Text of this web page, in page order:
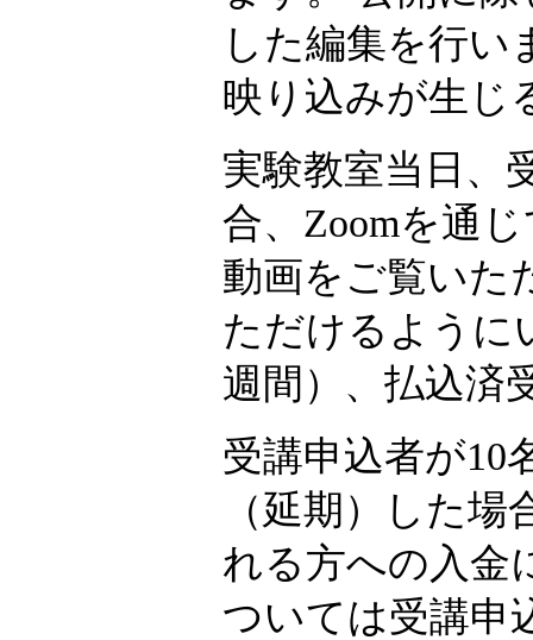
した編集を行い
映り込みが生じ
実験教室当日、
合、Zoomを通
動画をご覧いた
ただけるように
週間）、払込済
受講申込者が10
（延期）した
れる方への入金
ついては受講申